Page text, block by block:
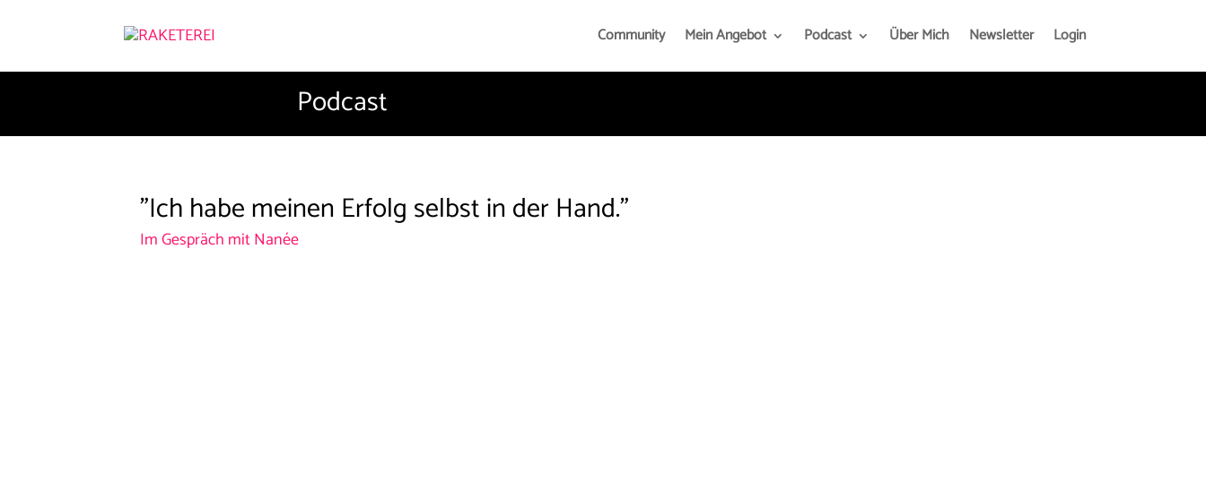
Community Mein Angebot Podcast Über Mich Newsletter Login
Podcast
"Ich habe meinen Erfolg selbst in der Hand."
Im Gespräch mit Nanée